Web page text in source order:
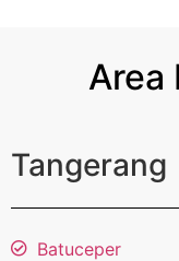
Area
Tangerang
Batuceper